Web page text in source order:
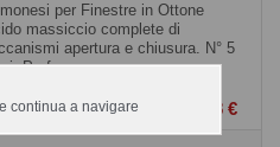
per Finestre in Ottone
massiccio complete di
apertura e chiusura. N° 5
Perf ...
18 €
continua a navigare